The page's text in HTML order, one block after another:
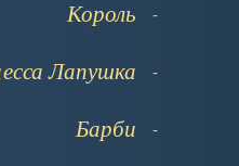
Король -
Лапушка -
Барби -